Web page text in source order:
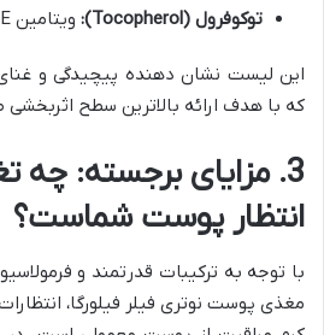
توکوفرول (Tocopherol):
ویتامین E، یک آنتی اکسیدان قوی.
این لیست نشان دهنده پیچیدگی و
که با هدف ارائه بالاترین سطح
3. مزایای برجسته: چه
انتظار پوست شماست؟
با توجه به ترکیبات قدرتمند و
مغذی پوست نوتری فیلر فیلورگا،